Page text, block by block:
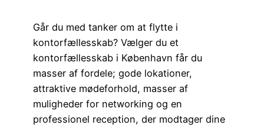
Går du med tanker om at flytte i
kontorfællesskab? Vælger du et
kontorfællesskab i København får du
masser af fordele; gode lokationer,
attraktive mødeforhold, masser af
muligheder for networking og en
professionel reception, der modtager dine